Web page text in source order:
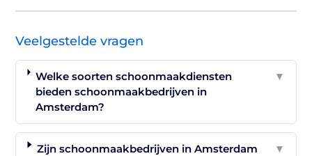
Veelgestelde vragen
Welke soorten schoonmaakdiensten
bieden schoonmaakbedrijven in
Amsterdam?
▼
Zijn schoonmaakbedrijven in Amsterdam
▼